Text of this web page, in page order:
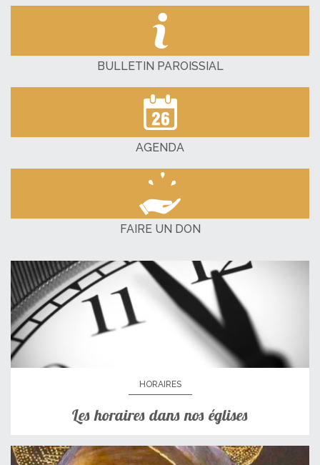
BULLETIN PAROISSIAL
AGENDA
FAIRE UN DON
HORAIRES
Les horaires dans nos églises